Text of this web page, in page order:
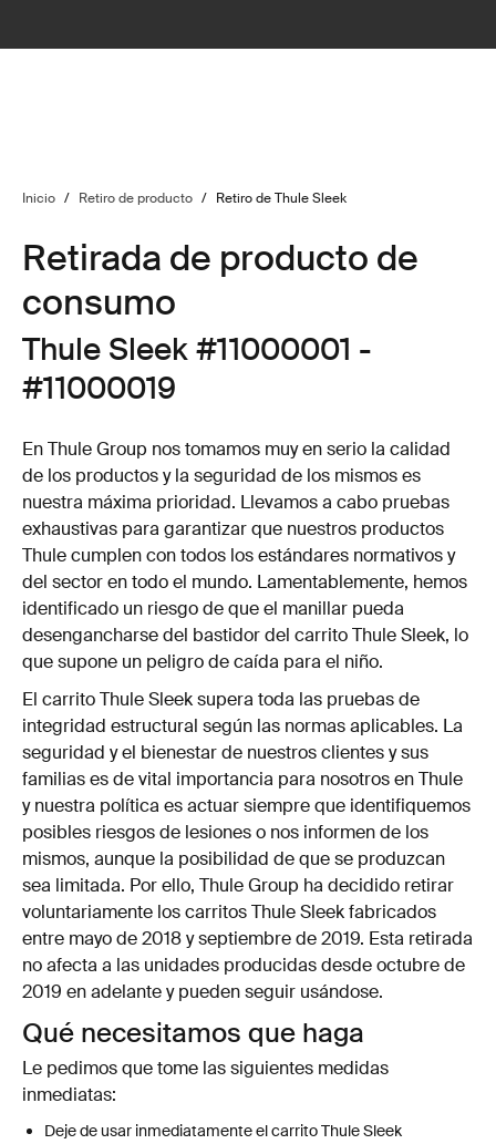
Inicio / Retiro de producto / Retiro de Thule Sleek
Retirada de producto de
consumo
Thule Sleek #11000001 -
#11000019
En Thule Group nos tomamos muy en serio la calidad
de los productos y la seguridad de los mismos es
nuestra máxima prioridad. Llevamos a cabo pruebas
exhaustivas para garantizar que nuestros productos
Thule cumplen con todos los estándares normativos y
del sector en todo el mundo. Lamentablemente, hemos
identificado un riesgo de que el manillar pueda
desengancharse del bastidor del carrito Thule Sleek, lo
que supone un peligro de caída para el niño.
El carrito Thule Sleek supera toda las pruebas de
integridad estructural según las normas aplicables. La
seguridad y el bienestar de nuestros clientes y sus
familias es de vital importancia para nosotros en Thule
y nuestra política es actuar siempre que identifiquemos
posibles riesgos de lesiones o nos informen de los
mismos, aunque la posibilidad de que se produzcan
sea limitada. Por ello, Thule Group ha decidido retirar
voluntariamente los carritos Thule Sleek fabricados
entre mayo de 2018 y septiembre de 2019. Esta retirada
no afecta a las unidades producidas desde octubre de
2019 en adelante y pueden seguir usándose.
Qué necesitamos que haga
Le pedimos que tome las siguientes medidas
inmediatas:
Deje de usar inmediatamente el carrito Thule Sleek